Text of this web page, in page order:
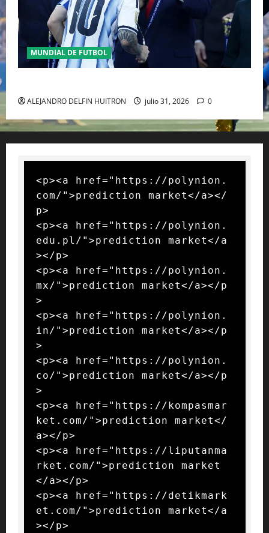
MUNDIAL DE FUTBOL
ALEJANDRO DELFIN HUITRON julio 31, 2026 0
<p><a href="https://polynion.
com/">prediction market</a></
p>
<p><a href="https://polynion.
edu.pl/">prediction market</a
></p>
<p><a href="https://polynion.
mx/">prediction market</a></p
>
<p><a href="https://polynion.
in/">prediction market</a></p
>
<p><a href="https://polynion.
co/">prediction market</a></p
>
<p><a href="https://kompasmar
ket.com/">prediction market</
a></p>
<p><a href="https://liputanma
rket.com/">prediction market
</a></p>
<p><a href="https://detikmark
et.com/">prediction market</a
></p>